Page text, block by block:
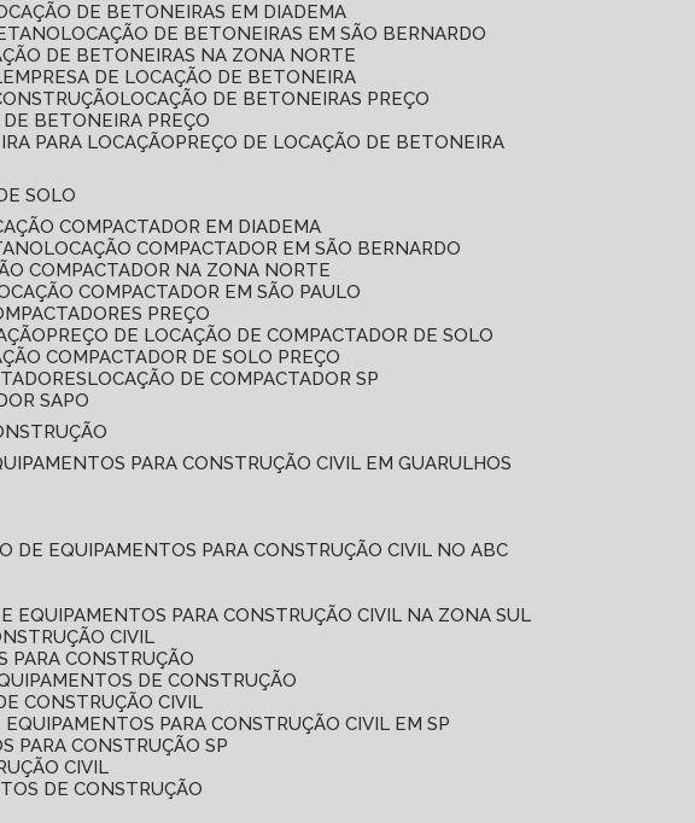
DE BETONEIRAS EM DIADEMA
LOCAÇÃO DE BETONEIRAS EM SÃO BERNARDO
DE BETONEIRAS NA ZONA NORTE
EMPRESA DE LOCAÇÃO DE BETONEIRA
LOCAÇÃO DE BETONEIRAS PREÇO
DE BETONEIRA PREÇO
PARA LOCAÇÃO
PREÇO DE LOCAÇÃO DE BETONEIRA
SOLO
COMPACTADOR EM DIADEMA
LOCAÇÃO COMPACTADOR EM SÃO BERNARDO
COMPACTADOR NA ZONA NORTE
COMPACTADOR EM SÃO PAULO
PREÇO
PREÇO DE LOCAÇÃO DE COMPACTADOR DE SOLO
COMPACTADOR DE SOLO PREÇO
LOCAÇÃO DE COMPACTADOR SP
SAPO
PARA CONSTRUÇÃO CIVIL EM GUARULHOS
DE EQUIPAMENTOS PARA CONSTRUÇÃO CIVIL NO ABC
EQUIPAMENTOS PARA CONSTRUÇÃO CIVIL NA ZONA SUL
CIVIL
PARA CONSTRUÇÃO
DE CONSTRUÇÃO
CONSTRUÇÃO CIVIL
EQUIPAMENTOS PARA CONSTRUÇÃO CIVIL EM SP
PARA CONSTRUÇÃO SP
CIVIL
DE CONSTRUÇÃO